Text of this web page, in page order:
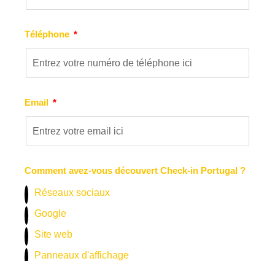
Téléphone
Email
Comment avez-vous découvert Check-in Portugal ?
Réseaux sociaux
Google
Site web
Panneaux d'affichage